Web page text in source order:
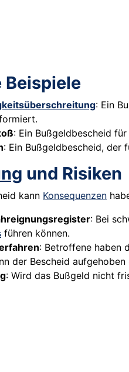
Beispiele
: Ein
: Ein Bußgeldbescheid
: Ein Bußgeldbescheid, der
und Risiken
kann Konsequenzen
: Bei
führen können.
: Betroffene haben
der Bescheid
: Wird das Bußgeld nicht